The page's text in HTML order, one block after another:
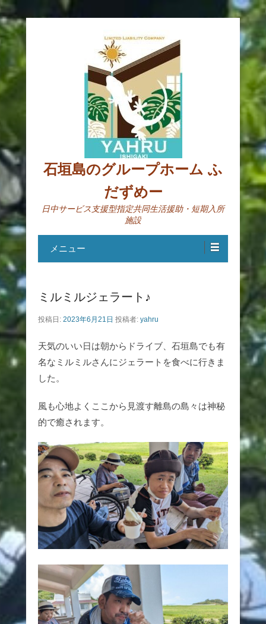
石垣島のグループホーム ふ
だずめー
日中サービス支援型指定共同生活援助・短期入所
施設
メニュー
ミルミルジェラート♪
投稿日: 2023年6月21日 投稿者: yahru
天気のいい日は朝からドライブ、石垣島でも有
名なミルミルさんにジェラートを食べに行きま
した。
風も心地よくここから見渡す離島の島々は神秘
的で癒されます。